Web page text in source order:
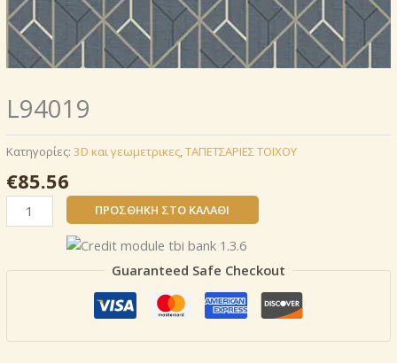
L94019
Κατηγορίες: 3D και γεωμετρικες,ΤΑΠΕΤΣΑΡΙΕΣ ΤΟΙΧΟΥ
€85.56
L94019
ποσότητα
ΠΡΟΣΘΉΚΗ ΣΤΟ ΚΑΛΆΘΙ
Guaranteed Safe Checkout